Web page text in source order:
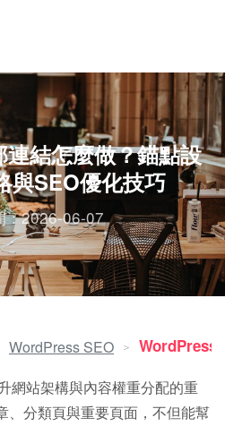
結怎麼做？錨點設
與SEO優化技巧
：2026-06-07
WordPress SEO ＞ WordPress
網站架構與內容權重分配的重
、分類頁與重要頁面，不但能幫